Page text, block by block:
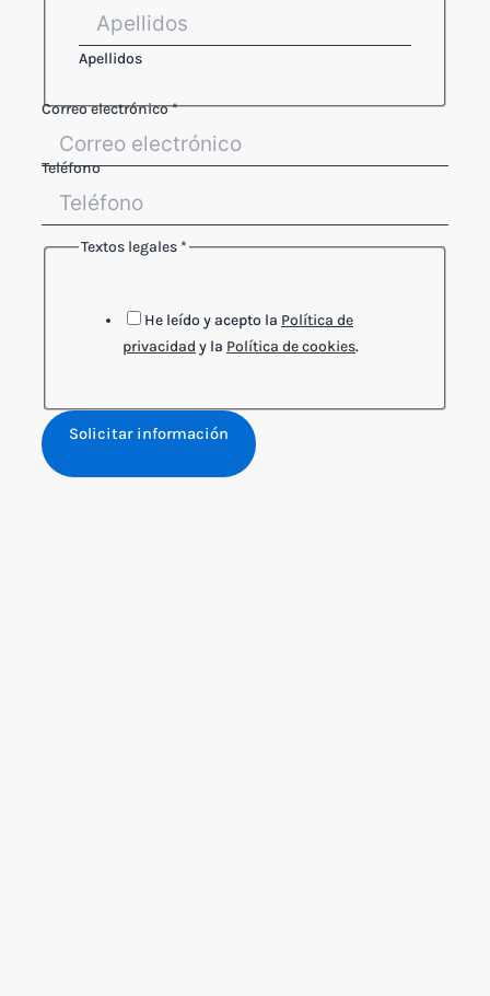
Apellidos
legales
Teléfono
Nombre
Correo electrónico*
Teléfono
Textos legales *
He leído y acepto la Política de
privacidad y la Política de cookies.
Solicitar información